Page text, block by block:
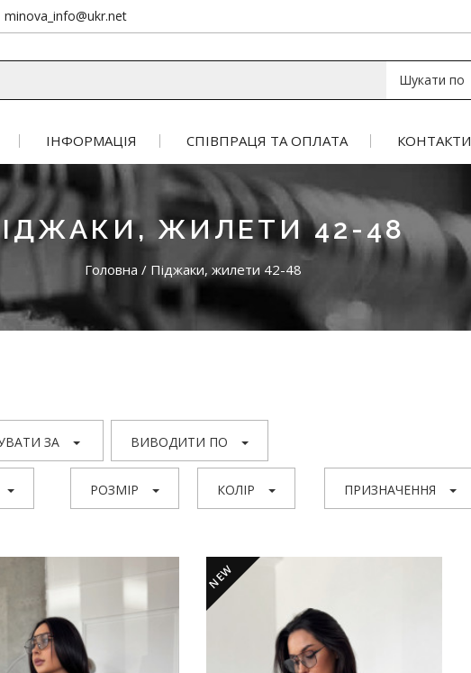
minova_info@ukr.net
Шукати по
ІНФОРМАЦІЯ СПІВПРАЦЯ ТА ОПЛАТА КОНТАКТИ
ЖИЛЕТИ 42-48
Головна / Піджаки, жилети 42-48
ЗА ВИВОДИТИ ПО
РОЗМІР КОЛІР ПРИЗНАЧЕННЯ
NEW